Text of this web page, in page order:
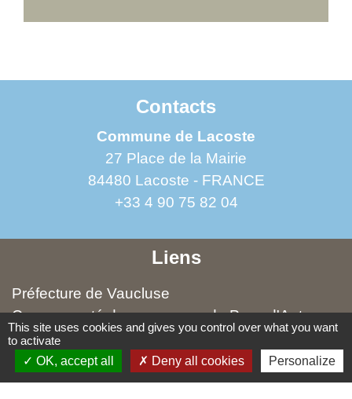
Contacts
Commune de Lacoste
27 Place de la Mairie
84480 Lacoste - FRANCE
+33 4 90 75 82 04
Liens
Préfecture de Vaucluse
Communauté de communes du Pays d'Apt-
Luberon (CCPAL)
Office de tourisme Pays d'Apt Luberon
Parc naturel régional du Luberon
This site uses cookies and gives you control over what you want
to activate
OK, accept all
Deny all cookies Personalize